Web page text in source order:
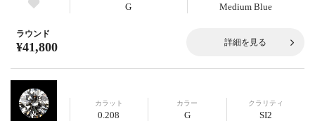
G Medium Blue
ラウンド
¥41,800 詳細を見る
カラット
0.208
カラー
G
クラリティ
SI2